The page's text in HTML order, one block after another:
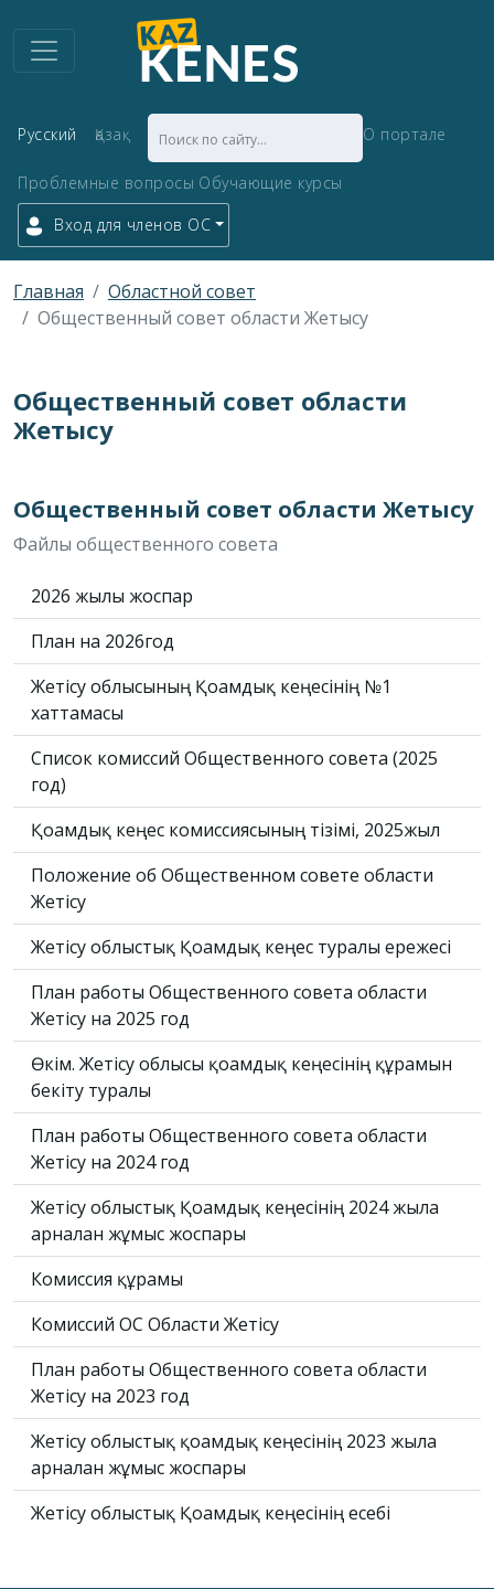
Русский Қазақ О портале
Проблемные вопросы Обучающие курсы
Вход для членов ОС
Главная
Областной совет
Общественный совет области Жетысу
Общественный совет области
Жетысу
Общественный совет области Жетысу
Файлы общественного совета
2026 жылғы жоспар
План на 2026год
Жетісу облысының Қоғамдық кеңесінің №1
хаттамасы
Список комиссий Общественного совета (2025
год)
Қоғамдық кеңес комиссиясының тізімі, 2025жыл
Положение об Общественном совете области
Жетісу
Жетісу облыстық Қоғамдық кеңес туралы ережесі
План работы Общественного совета области
Жетісу на 2025 год
Өкім. Жетісу облысы қоғамдық кеңесінің құрамын
бекіту туралы
План работы Общественного совета области
Жетісу на 2024 год
Жетісу облыстық Қоғамдық кеңесінің 2024 жылға
арналған жұмыс жоспары
Комиссия құрамы
Комиссий ОС Области Жетісу
План работы Общественного совета области
Жетісу на 2023 год
Жетісу облыстық қоғамдық кеңесінің 2023 жылға
арналған жұмыс жоспары
Жетісу облыстық Қоғамдық кеңесінің есебі